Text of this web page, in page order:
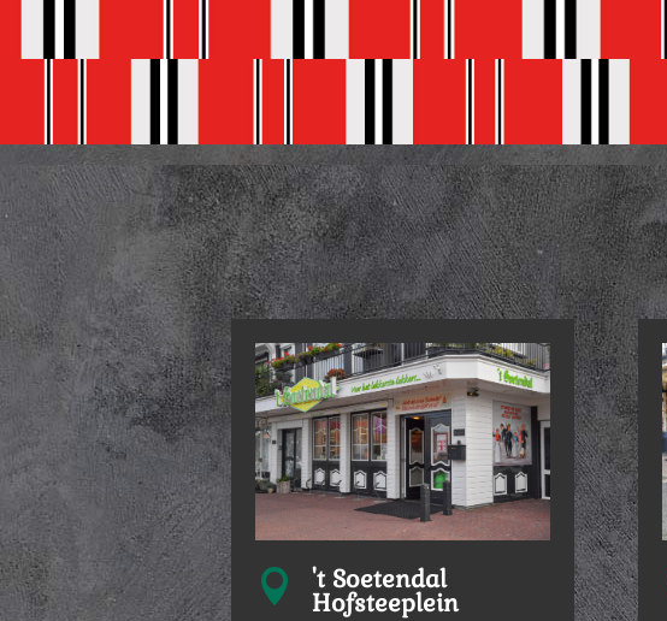
 't Soetendal
Hofsteeplein